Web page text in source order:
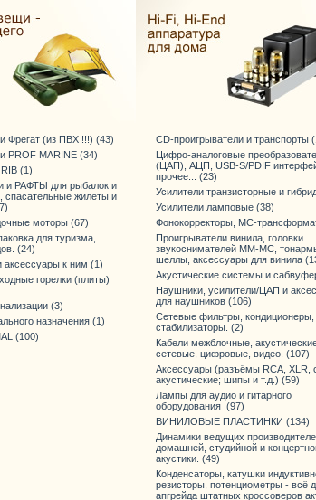
Фрегат (из ПВХ !!!) (43)
PROF MARINE (34)
(1)
и РАФТЫ для рыбалок и
спасательные жилеты и
моторы (67)
для туризма,
(24)
к ним (1)
горелки (плиты)
(3)
назначения (1)
(100)
CD-проигрыватели и транспорты
Цифро-аналоговые
(ЦАП), АЦП, USB-S/PDIF
прочее... (23)
Усилители транзисторные и
Усилители ламповые (38)
Фонокорректоры, МС-
Проигрыватели винила, головки
звукоснимателей ММ-МС,
шеллы, аксессуары для винила
Акустические системы и
Наушники, усилители/ЦАП и
для наушников (106)
Сетевые фильтры, кондиционеры,
стабилизаторы. (2)
Кабели межблочные,
сетевые, цифровые, видео. (107)
Аксессуары (разъёмы RCA, XLR,
акустические; шипы и т.д.) (59)
Лампы для аудио и гитарного
оборудования (97)
ВИНИЛОВЫЕ ПЛАСТИНКИ (134)
Динамики ведущих
домашней, студийной и
акустики. (49)
Конденсаторы, катушки
резисторы, потенциометры - всё
апгрейда штатных кроссоверов